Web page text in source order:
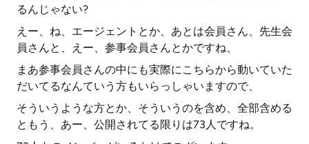
るんじゃない?
えー、ね、エージェントとか、あとは会員さん、先生会
員さんと、えー、参事会員さんとかですね、
まあ参事会員さんの中にも実際にこちらから動いていた
だいてるなんていう方もいらっしゃいますので、
そういうような方とか、そういうのを含め、全部含める
ともう、あー、公開されてる限りは73人ですね。